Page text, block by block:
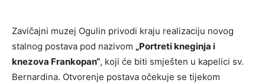
Zavičajni muzej Ogulin privodi kraju realizaciju novog
stalnog postava pod nazivom „Portreti kneginja i
knezova Frankopan“, koji će biti smješten u kapelici sv.
Bernardina. Otvorenje postava očekuje se tijekom